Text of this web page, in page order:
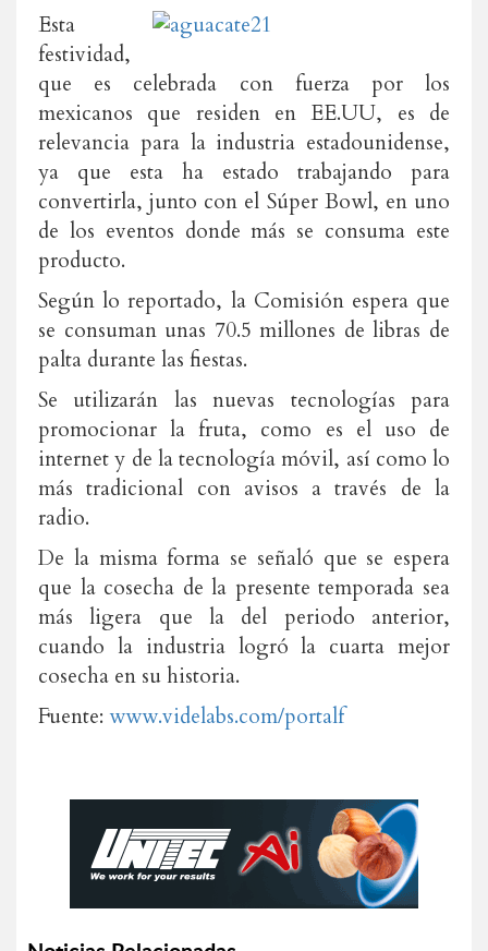
Esta
festividad,
que es celebrada con fuerza por los
mexicanos que residen en EE.UU, es de
relevancia para la industria estadounidense,
ya que esta ha estado trabajando para
convertirla, junto con el Súper Bowl, en uno
de los eventos donde más se consuma este
producto.
Según lo reportado, la Comisión espera que
se consuman unas 70.5 millones de libras de
palta durante las fiestas.
Se utilizarán las nuevas tecnologías para
promocionar la fruta, como es el uso de
internet y de la tecnología móvil, así como lo
más tradicional con avisos a través de la
radio.
De la misma forma se señaló que se espera
que la cosecha de la presente temporada sea
más ligera que la del periodo anterior,
cuando la industria logró la cuarta mejor
cosecha en su historia.
Fuente: www.videlabs.com/portalf